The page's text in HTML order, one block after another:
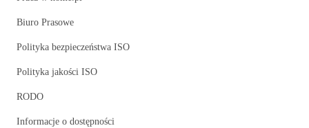
Biuro Prasowe
Polityka bezpieczeństwa ISO
Polityka jakości ISO
RODO
Informacje o dostępności